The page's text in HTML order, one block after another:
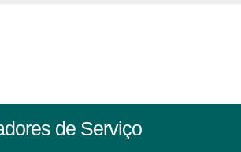
de Serviço